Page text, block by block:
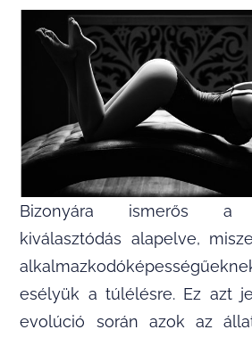
Bizonyára ismerős a
kiválasztódás alapelve,
esélyük a túlélésre. Ez azt
evolúció során azok az